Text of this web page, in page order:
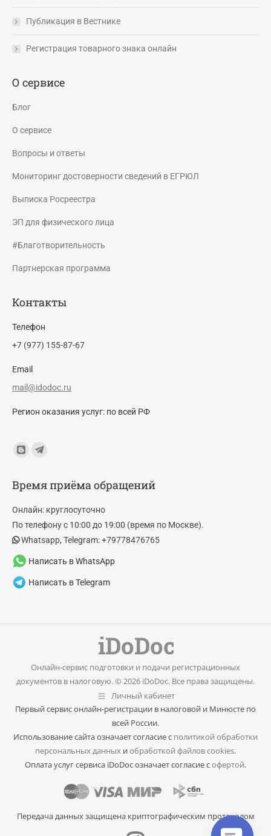
Публикация в Вестнике
Регистрация товарного знака онлайн
О сервисе
Блог
О сервисе
Вопросы и ответы
Мониторинг достоверности сведений в ЕГРЮЛ
Выписка Росреестра
ЭП для физического лица
#Благотворительность
Партнерская программа
Контакты
Телефон
+7 (977) 155-87-67
Email
mail@idodoc.ru
Регион оказания услуг: по всей РФ
Find us on:
Blogger
opens
window
Telegram
opens
new
window
Время приёма обращений
Онлайн: круглосуточно
По телефону с 10:00 до 19:00 (время по Москве).
Whatsapp, Telegram: +79778476765
Написать в WhatsApp
Написать в Telegram
Онлайн-сервис подготовки и подачи регистрационных
документов в налоговую. © 2026 iDoDoc. Все права защищены.
Личный кабинет
Первый сервис онлайн-регистрации в налоговой и Минюсте по
всей России.
Использование сайта означает согласие с политикой обработки
персональных данных иобработкой файлов cookies.
Оплата услуг сервиса iDoDoc означает согласие софертой.
Передача данных защищена криптографическим протоколом